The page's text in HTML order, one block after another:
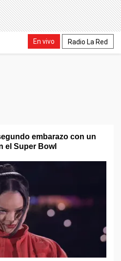
En vivo Radio La Red
embarazo con un
el Super Bowl